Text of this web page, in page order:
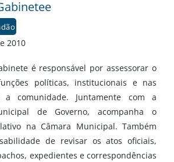
2010
é responsável por assessorar o
políticas, institucionais e nas
a comunidade. Juntamente com a
de Governo, acompanha o
na Câmara Municipal. Também
de revisar os atos oficiais,
expedientes e correspondências